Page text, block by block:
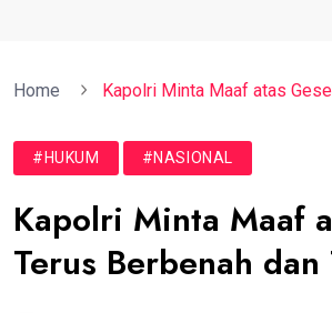
Home Kapolri Minta Maaf atas
#HUKUM #NASIONAL
Kapolri Minta Maaf
Terus Berbenah